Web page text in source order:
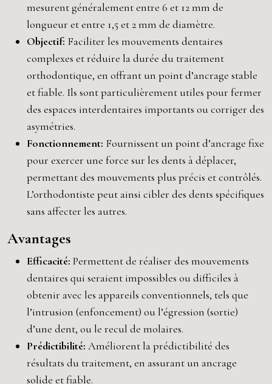
mesurent généralement entre 6 et 12 mm de
longueur et entre 1,5 et 2 mm de diamètre.
Objectif: Faciliter les mouvements dentaires
complexes et réduire la durée du traitement
orthodontique, en offrant un point d’ancrage stable
et fiable. Ils sont particulièrement utiles pour fermer
des espaces interdentaires importants ou corriger des
asymétries.
Fonctionnement: Fournissent un point d’ancrage fixe
pour exercer une force sur les dents à déplacer,
permettant des mouvements plus précis et contrôlés.
L’orthodontiste peut ainsi cibler des dents spécifiques
sans affecter les autres.
Avantages
Efficacité: Permettent de réaliser des mouvements
dentaires qui seraient impossibles ou difficiles à
obtenir avec les appareils conventionnels, tels que
l’intrusion (enfoncement) ou l’égression (sortie)
d’une dent, ou le recul de molaires.
Prédictibilité: Améliorent la prédictibilité des
résultats du traitement, en assurant un ancrage
solide et fiable.